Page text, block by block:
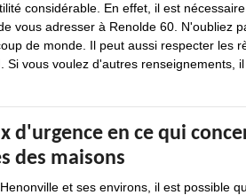
considérable. En effet, il est
vous adresser à Renolde 60. N'oubliez
de monde. Il peut aussi respecter les
vous voulez d'autres renseignements,
d'urgence en ce qui
des maisons
et ses environs, il est possible